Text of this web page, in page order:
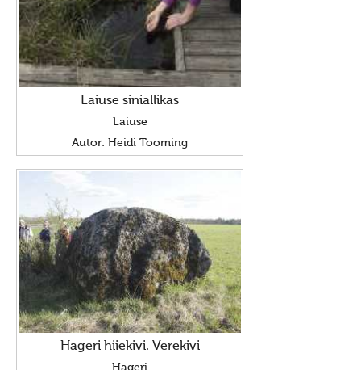
Laiuse siniallikas
Laiuse
Autor: Heidi Tooming
Hageri hiiekivi. Verekivi
Hageri